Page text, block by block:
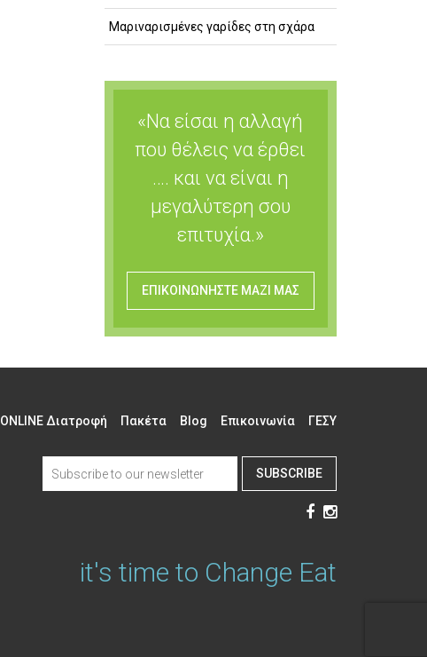
Μαριναρισμένες γαρίδες στη σχάρα
«Να είσαι η αλλαγή
που θέλεις να έρθει
…. και να είναι η
μεγαλύτερη σου
επιτυχία.»
ΕΠΙΚΟΙΝΩΝΗΣΤΕ ΜΑΖΙ ΜΑΣ
ONLINE Διατροφή Πακέτα Blog Επικοινωνία ΓΕΣΥ
SUBSCRIBE
it's time to Change Eat